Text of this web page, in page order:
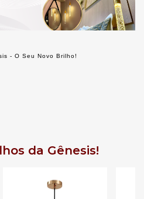
- O Seu Novo Brilho!
da Gênesis!